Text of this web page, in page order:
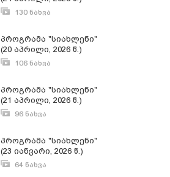
15 ივლისს
საქართველოს
ეკლესია
ვლაქერნობას
130 ნახვა
პროგრამა "სიახლენი"
(20 აპრილი, 2026 წ.)
106 ნახვა
პროგრამა "სიახლენი"
(21 აპრილი, 2026 წ.)
96 ნახვა
პროგრამა "სიახლენი"
(23 იანვარი, 2026 წ.)
64 ნახვა